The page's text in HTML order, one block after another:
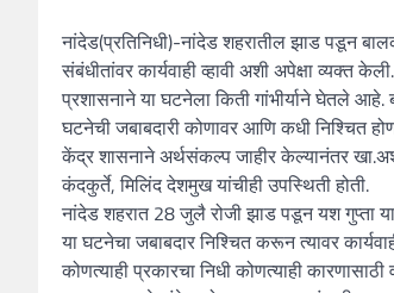
नांदेड(प्रतिनिधी)-नांदेड शहरातील झाड पडून
संबंधीतांवर कार्यवाही व्हावी अशी अपेक्षा
प्रशासनाने या घटनेला किती गांभीर्याने घेतले आहे.
घटनेची जबाबदारी कोणावर आणि कधी निश्चित
केंद्र शासनाने अर्थसंकल्प जाहीर केल्यानंतर
कंदकुर्ते, मिलिंद देशमुख यांचीही उपस्थिती होती.
नांदेड शहरात 28 जुलै रोजी झाड पडून यश गुप्ता
या घटनेचा जबाबदार निश्चित करून त्यावर
कोणत्याही प्रकारचा निधी कोणत्याही